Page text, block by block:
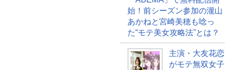
始！前シーズン参加の瀧山
あかねと宮崎美穂も唸っ
た“モテ美女攻略法”とは？
主演・大友花恋
がモテ無双女子